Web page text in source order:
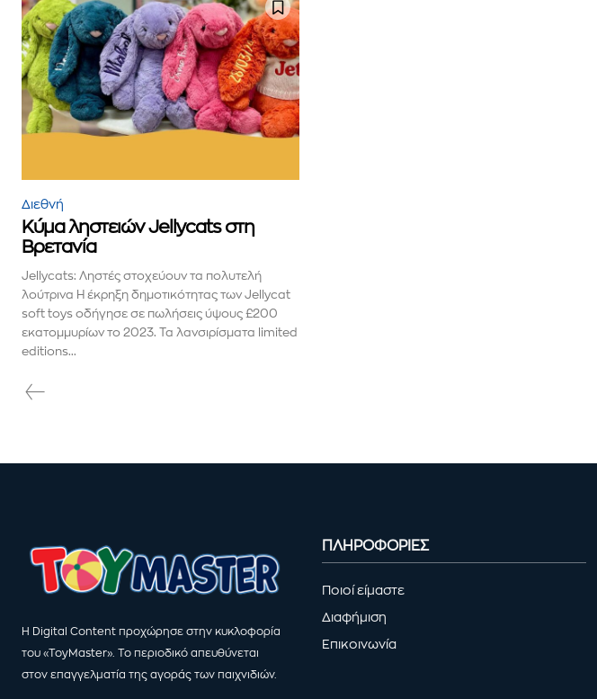
Διεθνή
Κύμα ληστειών Jellycats στη
Βρετανία
Jellycats: Ληστές στοχεύουν τα πολυτελή
λούτρινα Η έκρηξη δημοτικότητας των Jellycat
soft toys οδήγησε σε πωλήσεις ύψους £200
εκατομμυρίων το 2023. Τα λανσιρίσματα limited
editions...
Η Digital Content προχώρησε στην κυκλοφορία
του «ToyMaster». Το περιοδικό απευθύνεται
στον επαγγελματία της αγοράς των παιχνιδιών.
ΠΛΗΡΟΦΟΡΙΕΣ
Ποιοί είμαστε
Διαφήμιση
Επικοινωνία